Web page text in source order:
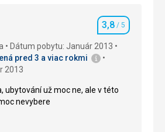
Hodnotenie
3,8 / 5
Dátum pobytu: Január 2013
pred 3 a viac rokmi
2013
ubytování už moc ne, ale v této
nevybere
ubytování už moc ne, ale v této